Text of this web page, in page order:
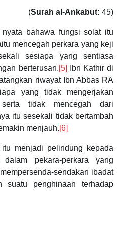
(Surah al-Ankabut: 45)
bahawa fungsi solat itu
mencegah perkara yang keji
sesiapa yang sentiasa
berterusan.[5] Ibn Kathir di
riwayat Ibn Abbas RA
yang tidak mengerjakan
tidak mencegah dari
itu sesekali tidak bertambah
menjauh.[6]
menjadi pelindung kepada
pekara-perkara yang
sendakan ibadat
suatu penghinaan terhadap